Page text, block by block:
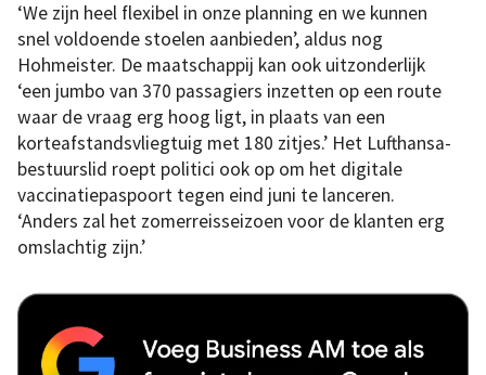
‘We zijn heel flexibel in onze planning en we kunnen
snel voldoende stoelen aanbieden’, aldus nog
Hohmeister. De maatschappij kan ook uitzonderlijk
‘een jumbo van 370 passagiers inzetten op een route
waar de vraag erg hoog ligt, in plaats van een
korteafstandsvliegtuig met 180 zitjes.’ Het Lufthansa-
bestuurslid roept politici ook op om het digitale
vaccinatiepaspoort tegen eind juni te lanceren.
‘Anders zal het zomerreisseizoen voor de klanten erg
omslachtig zijn.’